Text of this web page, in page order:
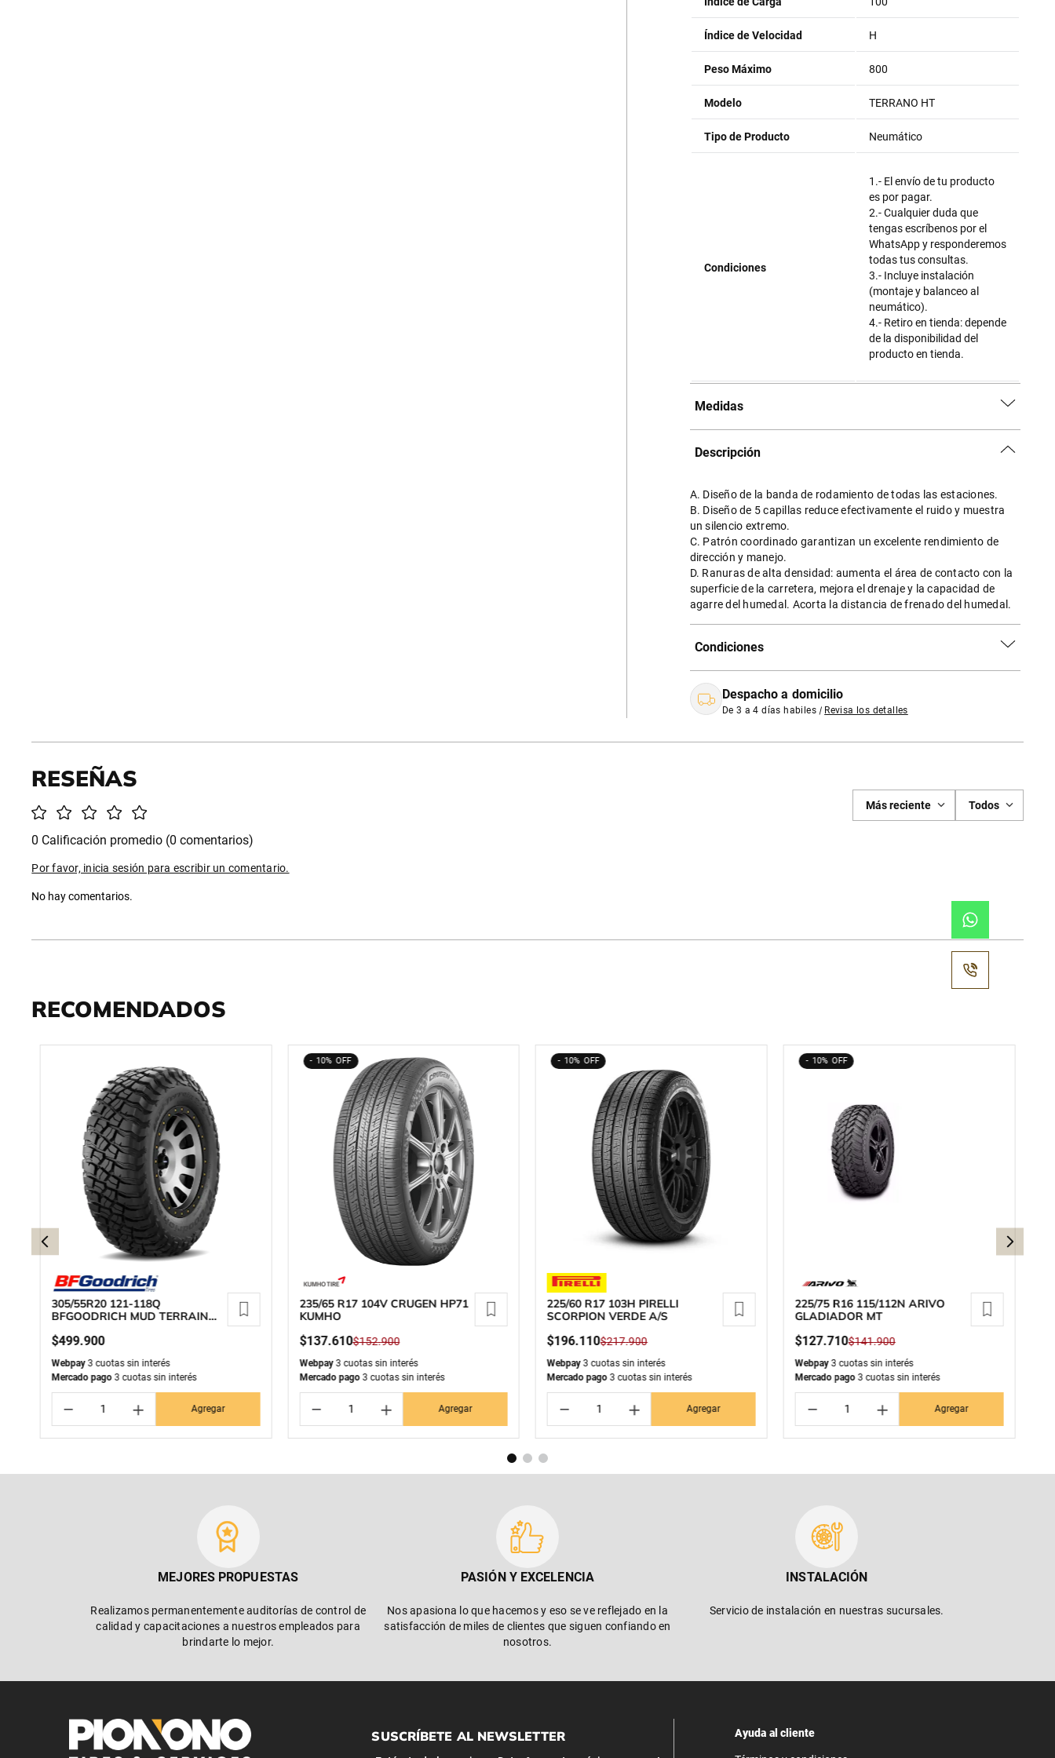
Índice de Velocidad H
Peso Máximo 800
Modelo TERRANO HT
Tipo de Producto Neumático
Condiciones
1.- El envío de tu producto
es por pagar.
2.- Cualquier duda que
tengas escríbenos por el
WhatsApp y responderemos
todas tus consultas.
3.- Incluye instalación
(montaje y balanceo al
neumático).
4.- Retiro en tienda: depende
de la disponibilidad del
producto en tienda.
Medidas
Descripción
A. Diseño de la banda de rodamiento de todas las estaciones.
B. Diseño de 5 capillas reduce efectivamente el ruido y muestra
un silencio extremo.
C. Patrón coordinado garantizan un excelente rendimiento de
dirección y manejo.
D. Ranuras de alta densidad: aumenta el área de contacto con la
superficie de la carretera, mejora el drenaje y la capacidad de
agarre del humedal. Acorta la distancia de frenado del humedal.
Condiciones
Despacho a domicilio
De 3 a 4 días habiles | Revisa los detalles
0 Calificación promedio (0 comentarios)
Por favor, inicia sesión para escribir un comentario.
Más reciente Todos
No hay comentarios.
RECOMENDADOS
305/55R20 121-118Q
BFGOODRICH MUD TERRAIN
$499.900
Webpay3 cuotas sin interés
Mercado pago3 cuotas sin interés
＋
－ Agregar
10%
235/65 R17 104V CRUGEN HP71
KUMHO
$137.610$152.900
Webpay3 cuotas sin interés
Mercado pago3 cuotas sin interés
＋
－ Agregar
10%
225/60 R17 103H PIRELLI
SCORPION VERDE A/S
$196.110$217.900
Webpay 3 cuotas sin interés
Mercado pago 3 cuotas sin interés
＋
－ Agregar
10%
225/75 R16 115/112N ARIVO
GLADIADOR MT
$127.710$141.900
Webpay3 cuotas sin interés
Mercado pago3 cuotas sin interés
＋
－ Agregar
MEJORES PROPUESTAS
Realizamos permanentemente auditorías de control de
calidad y capacitaciones a nuestros empleados para
brindarte lo mejor.
PASIÓN Y EXCELENCIA
Nos apasiona lo que hacemos y eso se ve reflejado en la
satisfacción de miles de clientes que siguen confiando en
nosotros.
INSTALACIÓN
Servicio de instalación en nuestras sucursales.
SUSCRÍBETE AL NEWSLETTER Ayuda al cliente